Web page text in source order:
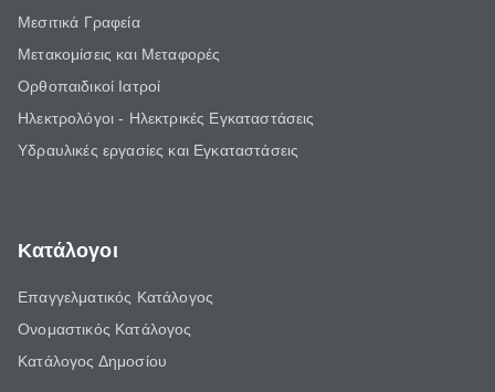
Μεσιτικά Γραφεία
Μετακομίσεις και Μεταφορές
Ορθοπαιδικοί Ιατροί
Ηλεκτρολόγοι - Ηλεκτρικές Εγκαταστάσεις
Υδραυλικές εργασίες και Εγκαταστάσεις
Κατάλογοι
Επαγγελματικός Κατάλογος
Ονομαστικός Κατάλογος
Κατάλογος Δημοσίου